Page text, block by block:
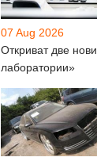
07 Aug 2026
Откриват две нови
лаборатории»